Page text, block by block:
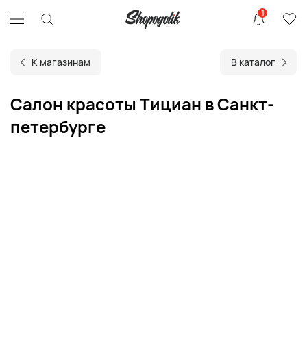
1
К магазинам В каталог
Салон красоты Тициан в Санкт-
петербурге